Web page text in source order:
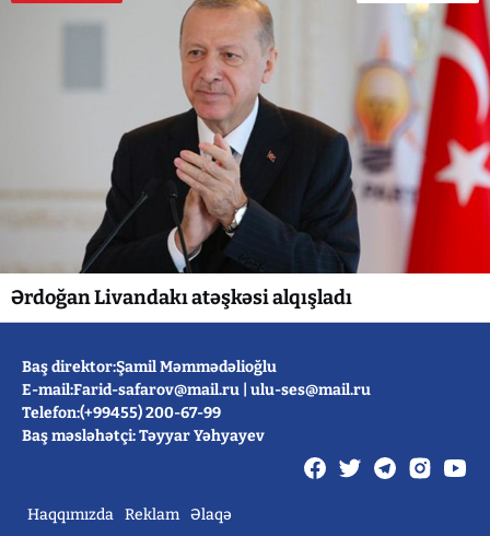
Ərdoğan Livandakı atəşkəsi alqışladı
Baş direktor:Şamil Məmmədəlioğlu
E-mail:Farid-safarov@mail.ru ulu-ses@mail.ru
Telefon:(+99455) 200-67-99
Baş məsləhətçi: Təyyar Yəhyayev
Haqqımızda Reklam Əlaqə